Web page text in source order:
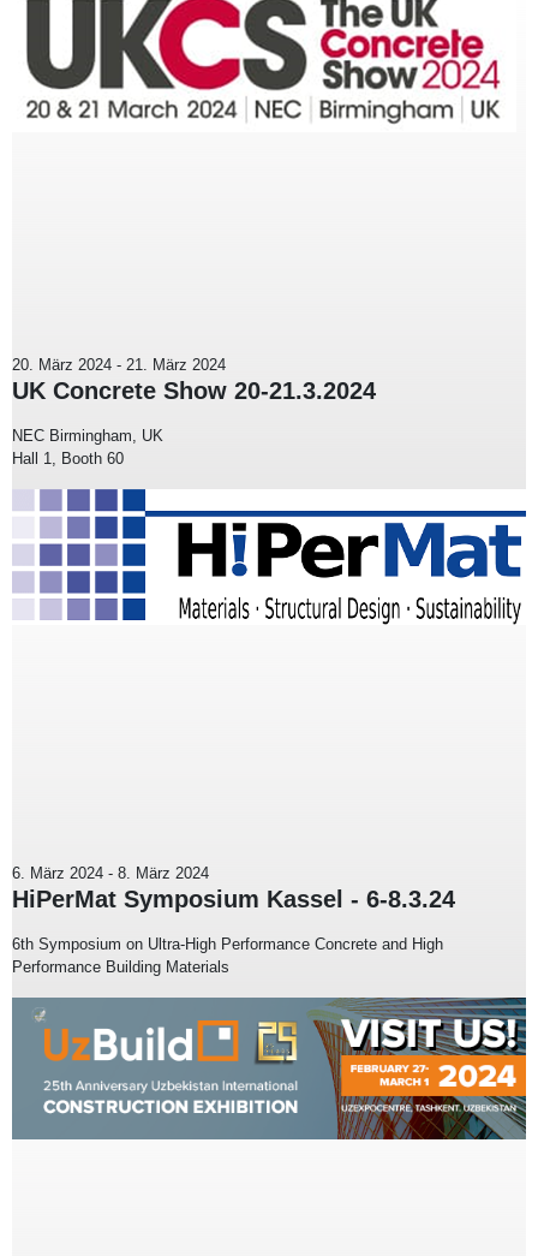
20. März 2024 - 21. März 2024
UK Concrete Show 20-21.3.2024
NEC Birmingham, UK
Hall 1, Booth 60
6. März 2024 - 8. März 2024
HiPerMat Symposium Kassel - 6-8.3.24
6th Symposium on Ultra-High Performance Concrete and High
Performance Building Materials